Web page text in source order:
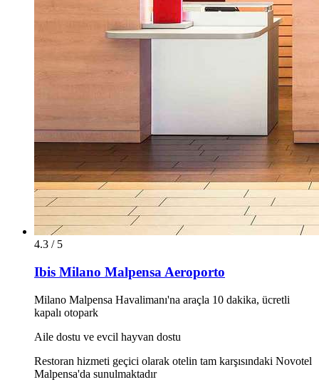
4.3 / 5
Ibis Milano Malpensa Aeroporto
Milano Malpensa Havalimanı'na araçla 10 dakika, ücretli
kapalı otopark
Aile dostu ve evcil hayvan dostu
Restoran hizmeti geçici olarak otelin tam karşısındaki Novotel
Malpensa'da sunulmaktadır